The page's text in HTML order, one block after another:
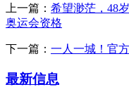
上一篇： 希望渺茫，48
奥运会资格
下一篇： 一人一城！官
最新信息